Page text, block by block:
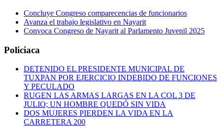
Concluye Congreso comparecencias de funcionarios
Avanza el trabajo legislativo en Nayarit
Convoca Congreso de Nayarit al Parlamento Juvenil 2025
Policiaca
DETENIDO EL PRESIDENTE MUNICIPAL DE
TUXPAN POR EJERCICIO INDEBIDO DE FUNCIONES
Y PECULADO
RUGEN LAS ARMAS LARGAS EN LA COL 3 DE
JULIO; UN HOMBRE QUEDÓ SIN VIDA
DOS MUJERES PIERDEN LA VIDA EN LA
CARRETERA 200